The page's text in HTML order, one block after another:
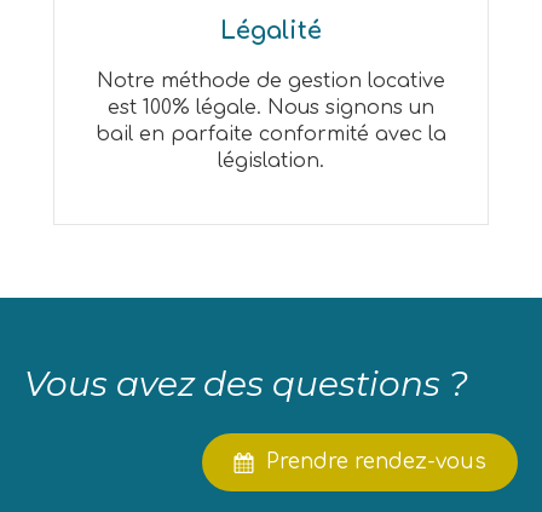
Légalité
Notre méthode de gestion locative
est 100% légale. Nous signons un
bail en parfaite conformité avec la
législation.
Vous avez des questions ?
Prendre rendez-vous